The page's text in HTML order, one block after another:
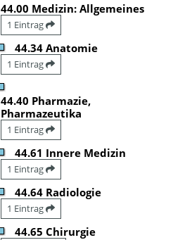
44.00 Medizin: Allgemeines
1 Eintrag
44.34 Anatomie
1 Eintrag
44.40 Pharmazie,
Pharmazeutika
1 Eintrag
44.61 Innere Medizin
1 Eintrag
44.64 Radiologie
1 Eintrag
44.65 Chirurgie